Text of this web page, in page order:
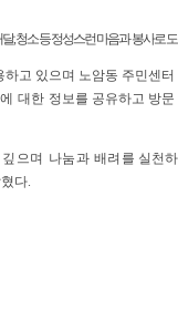
, 청소 등 정성스런 마음과봉사로
고 있으며 노암동 주민센
대한 정보를 공유하고 방
깊으며 나눔과배려를 실천
다.